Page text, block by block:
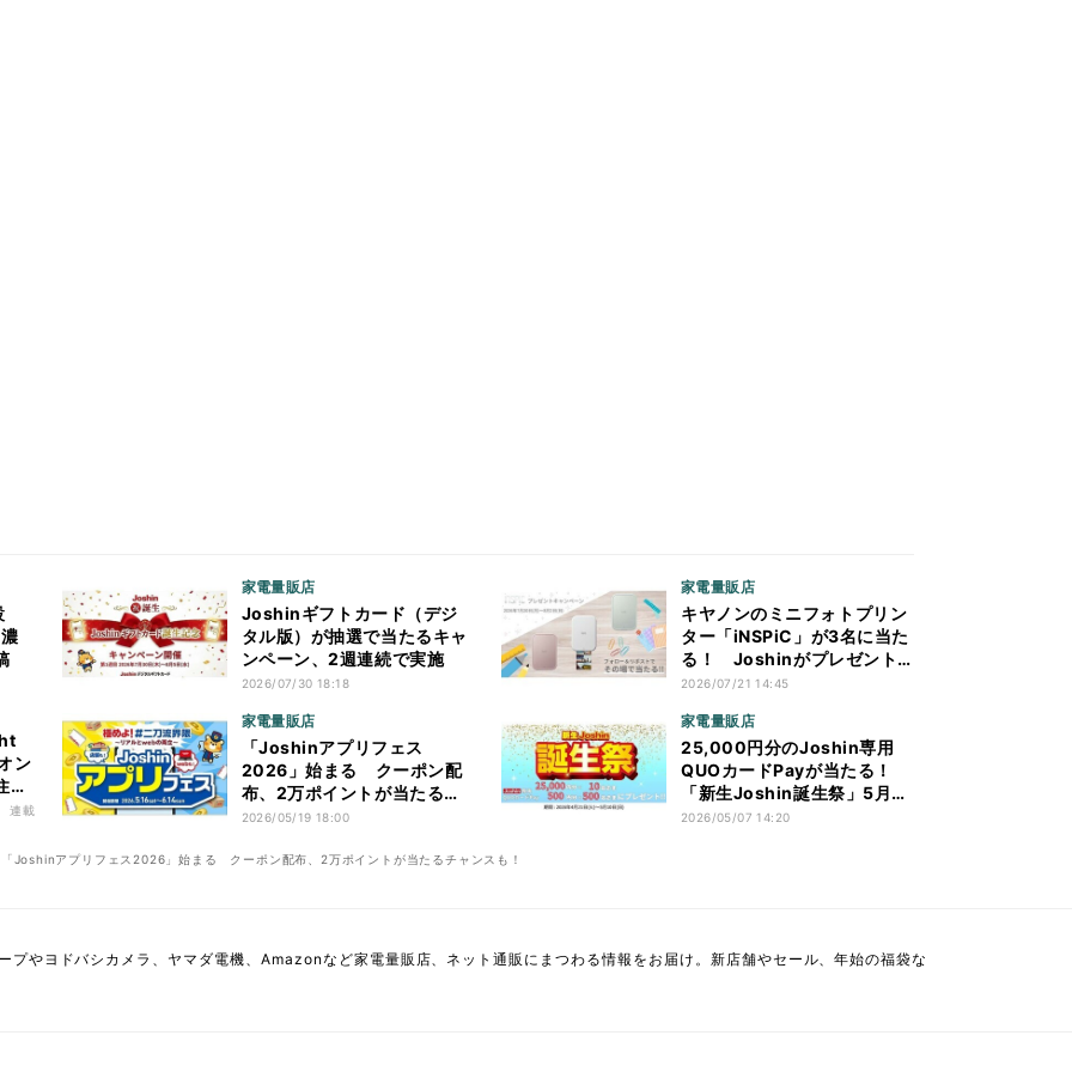
家電量販店
Joshinギフトカード（デジ
タル版）が抽選で当たるキャ
ンペーン、2週連続で実施
2026/07/30 18:18
家電量販店
キヤノンのミニフォトプリン
ター「iNSPiC」が3名に当た
る！ Joshinがプレゼント
キャンペーン
2026/07/21 14:45
ン
ま
た
連載
家電量販店
「Joshinアプリフェス
2026」始まる クーポン配
布、2万ポイントが当たるチ
ャンスも！
2026/05/19 18:00
家電量販店
25,000円分のJoshin専用
QUOカードPayが当たる！
「新生Joshin誕生祭」5月10
日まで開催
2026/05/07 14:20
「Joshinアプリフェス2026」始まる クーポン配布、2万ポイントが当たるチャンスも！
プやヨドバシカメラ、ヤマダ電機、Amazonなど家電量販店、ネット通販にまつわる情報をお届け。新店舗やセール、年始の福袋な